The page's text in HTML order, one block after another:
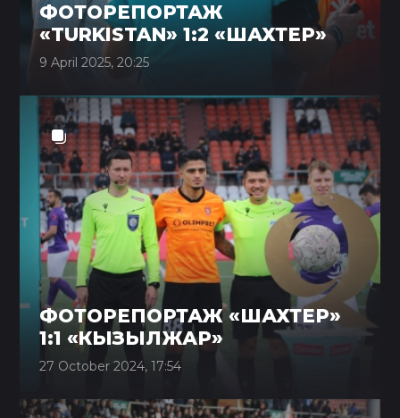
ФОТОРЕПОРТАЖ
«TURKISTAN» 1:2 «ШАХТЕР»
9 April 2025, 20:25
ФОТОРЕПОРТАЖ «ШАХТЕР»
1:1 «КЫЗЫЛЖАР»
27 October 2024, 17:54